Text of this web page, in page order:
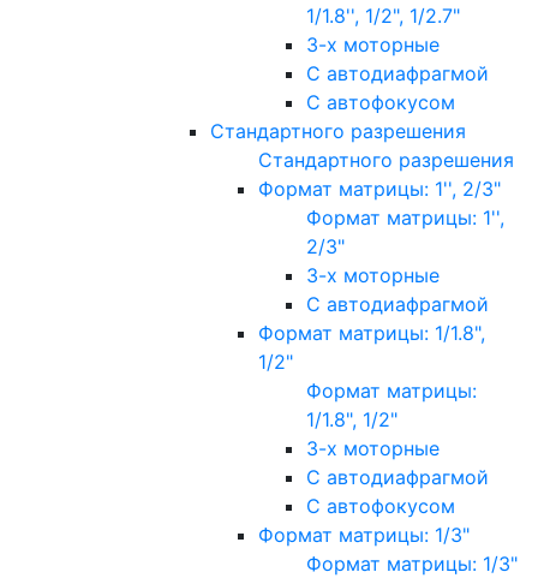
1/1.8'', 1/2", 1/2.7"
3-х моторные
С автодиафрагмой
С автофокусом
Стандартного разрешения
Стандартного разрешения
Формат матрицы: 1'', 2/3"
Формат матрицы: 1'',
2/3"
3-х моторные
С автодиафрагмой
Формат матрицы: 1/1.8",
1/2"
Формат матрицы:
1/1.8", 1/2"
3-х моторные
С автодиафрагмой
С автофокусом
Формат матрицы: 1/3"
Формат матрицы: 1/3"